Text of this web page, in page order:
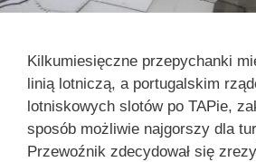
Kilkumiesięczne przepychanki
linią lotniczą, a portugalskim
lotniskowych slotów po TAPie,
sposób możliwie najgorszy dla
Przewoźnik zdecydował się